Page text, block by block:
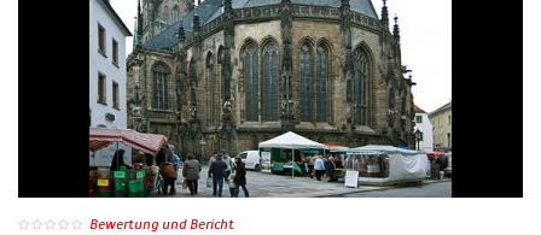
Bewertung und Bericht